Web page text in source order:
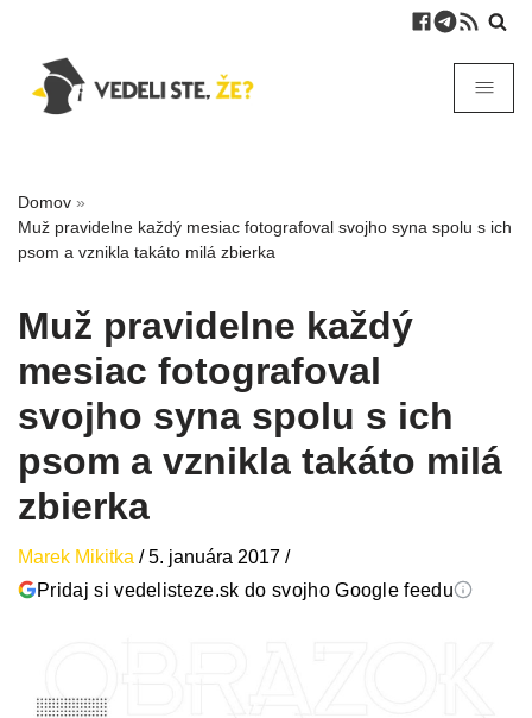
Domov »
Muž pravidelne každý mesiac fotografoval svojho syna spolu s ich
psom a vznikla takáto milá zbierka
Muž pravidelne každý
mesiac fotografoval
svojho syna spolu s ich
psom a vznikla takáto milá
zbierka
Marek Mikitka /5. januára 2017 /
Pridaj si vedelisteze.sk do svojho Google feedu